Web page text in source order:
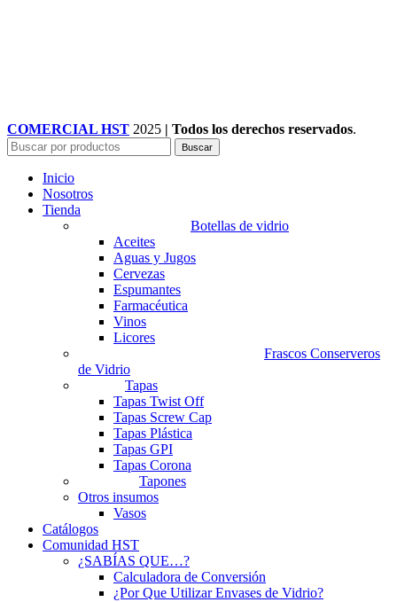
COMERCIAL HST 2025 | Todos los derechos reservados.
Buscar
Inicio
Nosotros
Tienda
Botellas de vidrio
Aceites
Aguas y Jugos
Cervezas
Espumantes
Farmacéutica
Vinos
Licores
Frascos Conserveros
de Vidrio
Tapas
Tapas Twist Off
Tapas Screw Cap
Tapas Plástica
Tapas GPI
Tapas Corona
Tapones
Otros insumos
Vasos
Catálogos
Comunidad HST
¿SABÍAS QUE…?
Calculadora de Conversión
¿Por Que Utilizar Envases de Vidrio?